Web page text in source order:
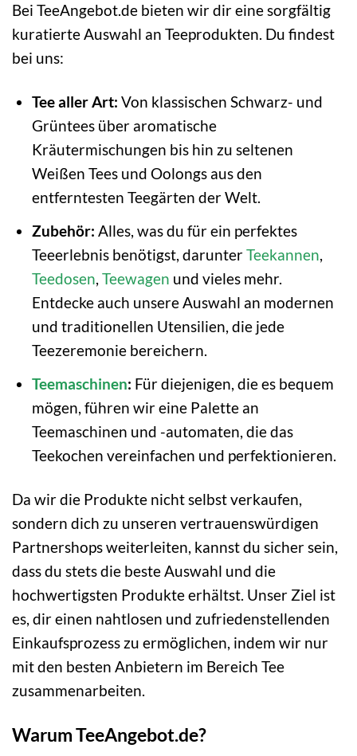
Bei TeeAngebot.de bieten wir dir eine sorgfältig
kuratierte Auswahl an Teeprodukten. Du findest
bei uns:
Tee aller Art: Von klassischen Schwarz- und
Grüntees über aromatische
Kräutermischungen bis hin zu seltenen
Weißen Tees und Oolongs aus den
entferntesten Teegärten der Welt.
Zubehör: Alles, was du für ein perfektes
Teeerlebnis benötigst, darunterTeekannen,
Teedosen,Teewagen und vieles mehr.
Entdecke auch unsere Auswahl an modernen
und traditionellen Utensilien, die jede
Teezeremonie bereichern.
Teemaschinen: Für diejenigen, die es bequem
mögen, führen wir eine Palette an
Teemaschinen und -automaten, die das
Teekochen vereinfachen und perfektionieren.
Da wir die Produkte nicht selbst verkaufen,
sondern dich zu unseren vertrauenswürdigen
Partnershops weiterleiten, kannst du sicher sein,
dass du stets die beste Auswahl und die
hochwertigsten Produkte erhältst. Unser Ziel ist
es, dir einen nahtlosen und zufriedenstellenden
Einkaufsprozess zu ermöglichen, indem wir nur
mit den besten Anbietern im Bereich Tee
zusammenarbeiten.
Warum TeeAngebot.de?